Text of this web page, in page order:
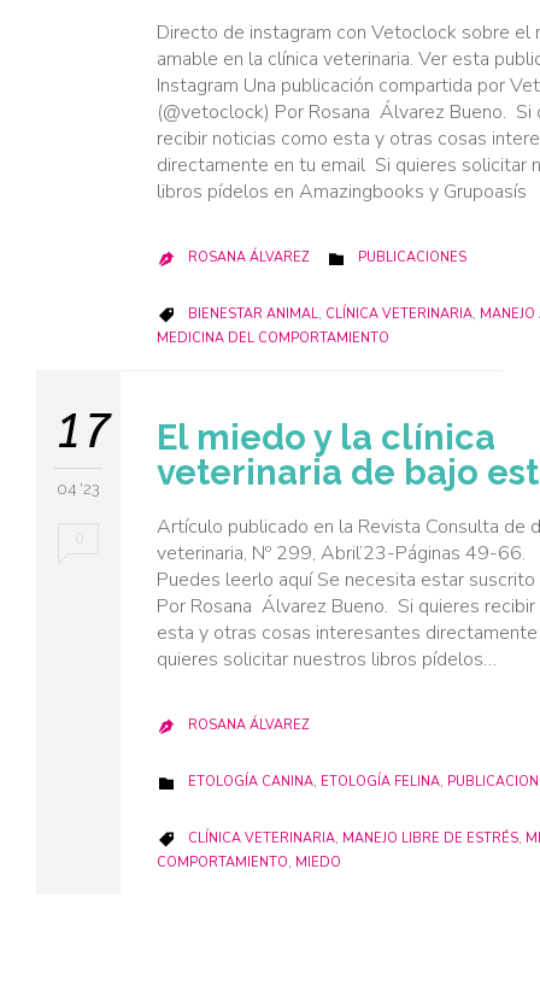
Directo de instagram con Vetoclock sobre el
amable en la clínica veterinaria. Ver esta
Instagram Una publicación compartida por
(@vetoclock) Por Rosana Álvarez Bueno. Si
recibir noticias como esta y otras cosas
directamente en tu email Si quieres solicitar
libros pídelos en Amazingbooks y Grupoasís
 ROSANA ÁLVAREZ  CATEGORY
PUBLICACIONES
 CATEGORY
BIENESTAR ANIMAL, CLÍNICA VETERINARIA,
MEDICINA DEL COMPORTAMIENTO
17
04 '23
0
El miedo y la clínica
veterinaria de bajo
Artículo publicado en la Revista Consulta de
veterinaria, Nº 299, Abril’23-Páginas
Puedes leerlo aquí Se necesita estar suscrito
Por Rosana Álvarez Bueno. Si quieres
esta y otras cosas interesantes
quieres solicitar nuestros libros pídelos…
 ROSANA ÁLVAREZ
 CATEGORY
ETOLOGÍA CANINA, ETOLOGÍA FELINA,
 CATEGORY
CLÍNICA VETERINARIA, MANEJO LIBRE DE ESTRÉS,
COMPORTAMIENTO, MIEDO